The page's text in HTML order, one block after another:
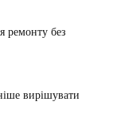
ремонту без
вирішувати